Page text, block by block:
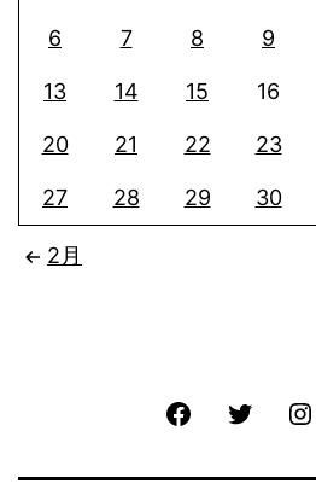
6 7 8 9
13 14 15 16
20 21 22 23
27 28 29 30
2月
FacebookTwitter